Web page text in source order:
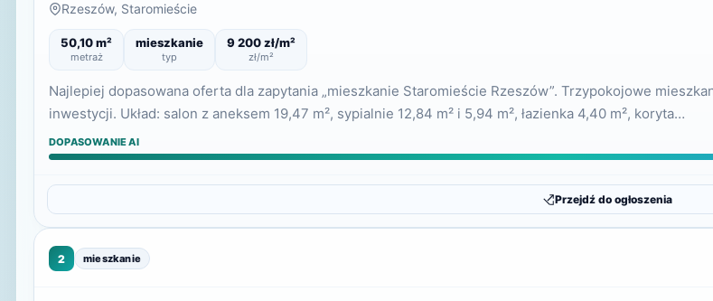
Rzeszów, Staromieście
50,10 m²
metraż
mieszkanie
typ
9 200 zł/m²
zł/m²
Najlepiej dopasowana oferta dla zapytania „mieszkanie Staromieście Rzeszów”. Trzypokojowe
inwestycji. Układ: salon z aneksem 19,47 m², sypialnie 12,84 m² i 5,94 m², łazienka 4,40 m², koryta…
DOPASOWANIE AI
Przejdź do ogłoszenia
2 mieszkanie